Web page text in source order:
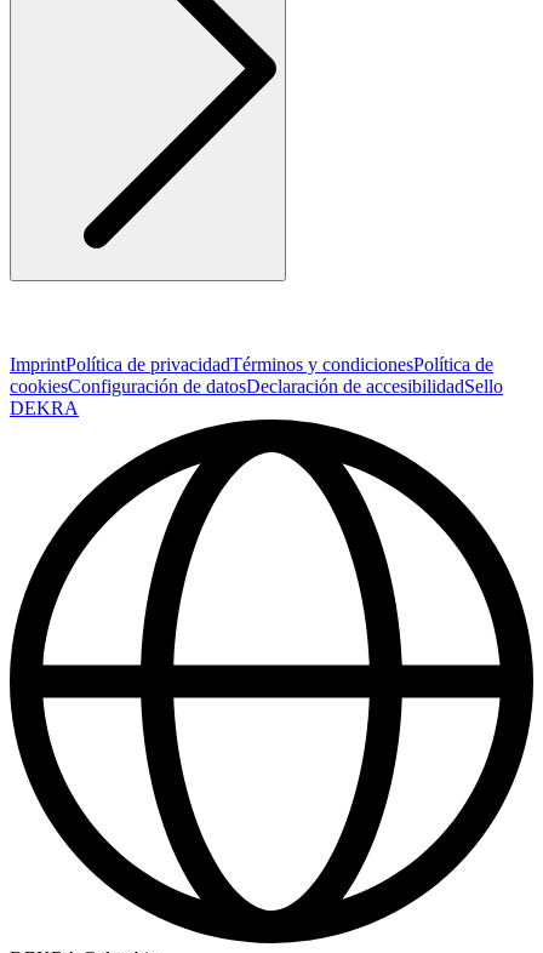
ImprintPolítica de privacidadTérminos y condicionesPolítica de
cookiesConfiguración de datosDeclaración de accesibilidadSello
DEKRA